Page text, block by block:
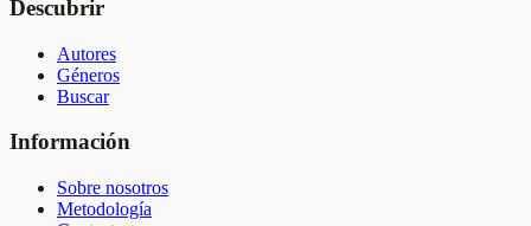
Descubrir
Autores
Géneros
Buscar
Información
Sobre nosotros
Metodología